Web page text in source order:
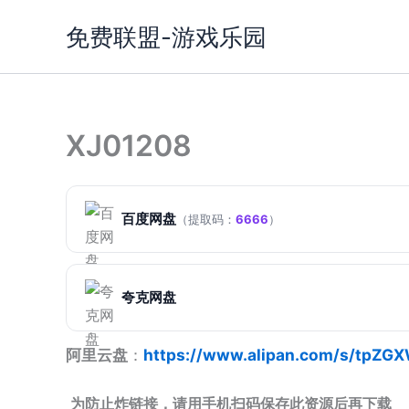
免费联盟-游戏乐园
XJ01208
百度网盘 （提取码： 6666）
夸克网盘
阿里云盘 ： https://www.alipan.com/s/
为防止炸链接，请用手机扫码保存此资源后再下载